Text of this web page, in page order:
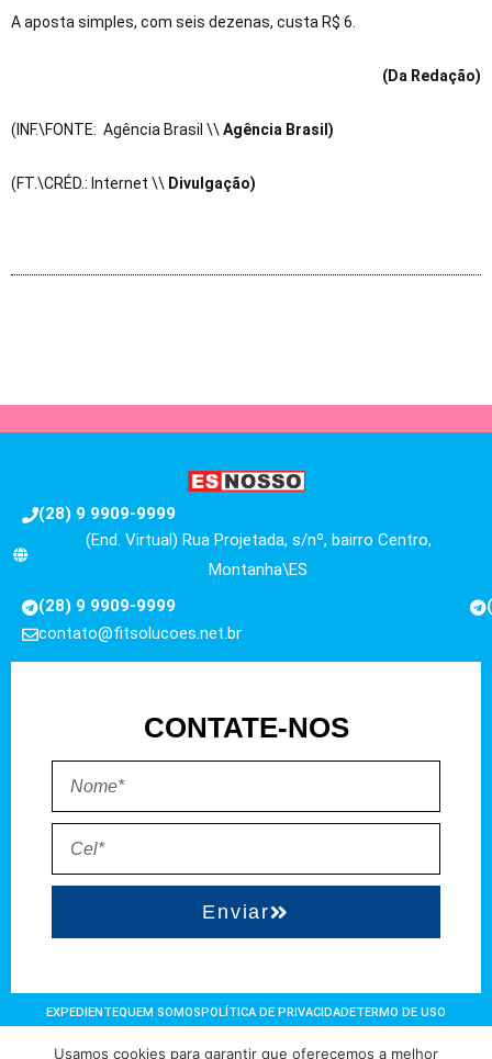
A aposta simples, com seis dezenas, custa R$ 6.
(Da Redação)
(INF.\FONTE: Agência Brasil \\Agência Brasil)
(FT.\CRÉD.: Internet \\ Divulgação)
(28) 9 9909-9999
(End. Virtual) Rua Projetada, s/nº, bairro Centro,
Montanha\ES
(28) 9 9909-9999
contato@fitsolucoes.net.br
CONTATE-NOS
Enviar
EXPEDIENTEQUEM SOMOS POLÍTICA DE PRIVACIDADETERMO DE USO
Usamos cookies para garantir que oferecemos a melhor